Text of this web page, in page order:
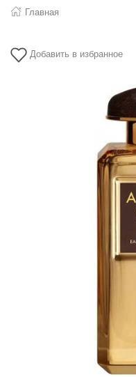
Главная
Добавить в избранное